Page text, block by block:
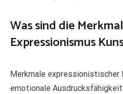
Was sind die
Expressionismus
Merkmale expressionistischer
emotionale